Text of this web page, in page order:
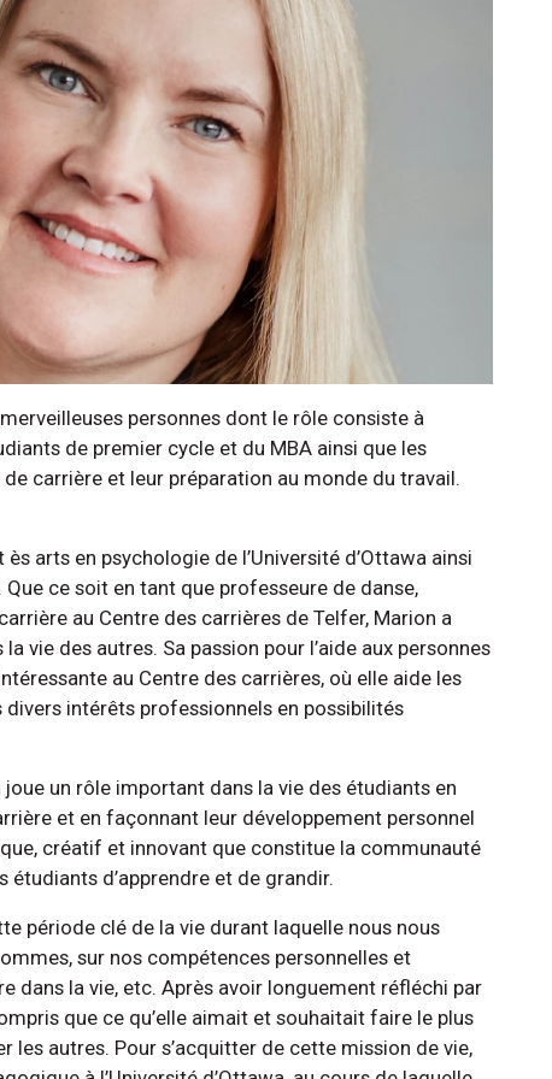
personnes dont le rôle consiste à
de premier cycle et du MBA ainsi que les
carrière et leur préparation au monde du travail.
arts en psychologie de l’Université d’Ottawa ainsi
ce soit en tant que professeure de danse,
au Centre des carrières de Telfer, Marion a
vie des autres. Sa passion pour l’aide aux personnes
au Centre des carrières, où elle aide les
intérêts professionnels en possibilités
un rôle important dans la vie des étudiants en
et en façonnant leur développement personnel
créatif et innovant que constitue la communauté
d’apprendre et de grandir.
période clé de la vie durant laquelle nous nous
sur nos compétences personnelles et
dans la vie, etc. Après avoir longuement réfléchi par
que ce qu’elle aimait et souhaitait faire le plus
les autres. Pour s’acquitter de cette mission de vie,